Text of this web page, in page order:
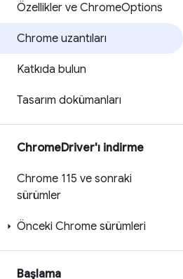
Özellikler ve ChromeOptions
Chrome uzantıları
Katkıda bulun
Tasarım dokümanları
ChromeDriver'ı indirme
Chrome 115 ve sonraki
sürümler
Önceki Chrome sürümleri
Başlama